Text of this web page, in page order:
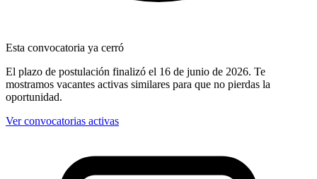
Esta convocatoria ya cerró
El plazo de postulación finalizó el 16 de junio de 2026. Te
mostramos vacantes activas similares para que no pierdas la
oportunidad.
Ver convocatorias activas